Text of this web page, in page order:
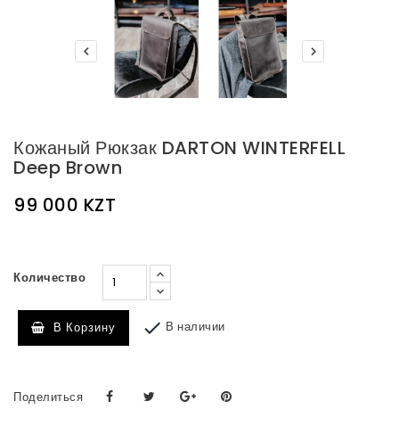
 
Кожаный Рюкзак DARTON WINTERFELL
Deep Brown
99 000 KZT
Количество
В Корзину  В наличии
Поделиться